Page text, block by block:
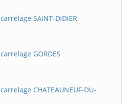
SAiNT-DiDiER
GORDES
CHATEAUNEUF-DU-